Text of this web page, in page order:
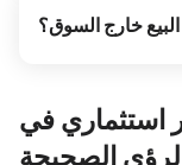
خارج السوق؟
استثماري في
الرؤى الصحيحة